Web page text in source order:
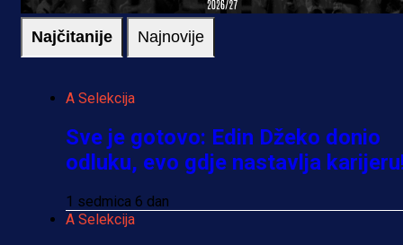
Najčitanije Najnovije
A Selekcija
Sve je gotovo: Edin Džeko donio
odluku, evo gdje nastavlja
1 sedmica 6 dan
A Selekcija